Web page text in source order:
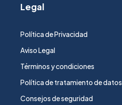
Legal
Política de Privacidad
Aviso Legal
Términos y condiciones
Política de tratamiento de datos
Consejos de seguridad